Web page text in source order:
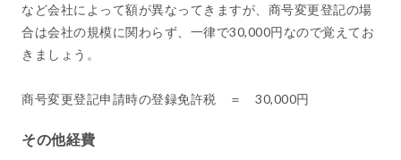
など会社によって額が異なってきますが、商号変更登記の場
合は会社の規模に関わらず、一律で30,000円なので覚えてお
きましょう。
商号変更登記申請時の登録免許税 ＝ 30,000円
その他経費